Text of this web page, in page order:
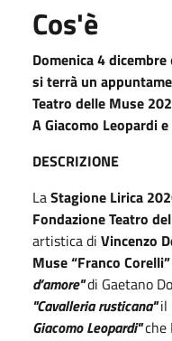
Cos'è
Domenica 4 dicembre
si terrà un
Teatro delle Muse
A Giacomo Leopardi
DESCRIZIONE
LaStagione Lirica
Fondazione Teatro
artistica di Vincenzo
Muse “Franco Corelli”
d’amore"di Gaetano
"Cavalleria rusticana"il
Giacomo Leopardi"che